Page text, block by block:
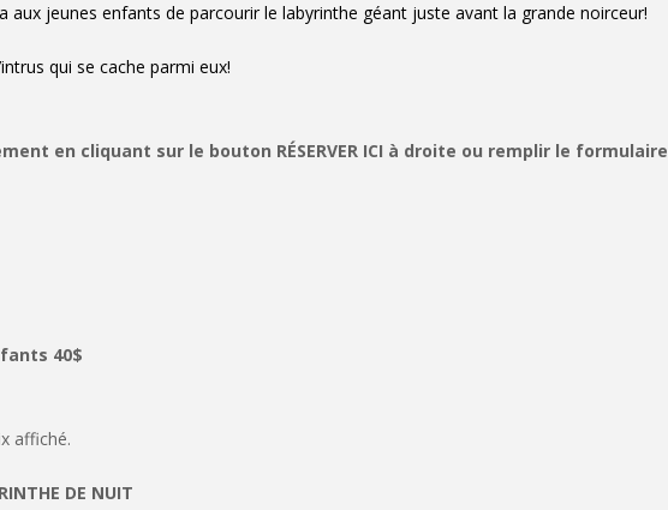
aux jeunes enfants de parcourir le labyrinthe géant juste avant la grande noirceur!
qui se cache parmi eux!
en cliquant sur le bouton RÉSERVER ICI à droite ou remplir le formulaire
40$
affiché.
DE NUIT